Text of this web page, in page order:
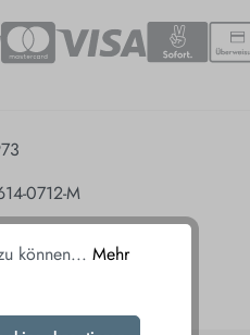
0712-M
können... Mehr